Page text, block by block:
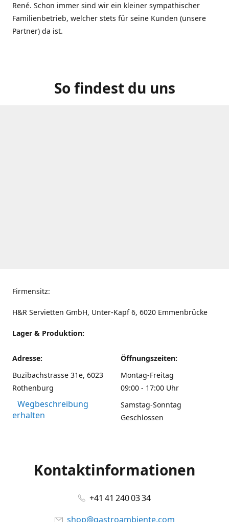
René. Schon immer sind wir ein kleiner sympathischer
Familienbetrieb, welcher stets für seine Kunden (unsere
Partner) da ist.
So findest du uns
Firmensitz:
H&R Servietten GmbH, Unter-Kapf 6, 6020 Emmenbrücke
Lager & Produktion:
Adresse:
Buzibachstrasse 31e, 6023
Rothenburg
Wegbeschreibung
erhalten
Öffnungszeiten:
Montag-Freitag
09:00 - 17:00 Uhr
Samstag-Sonntag
Geschlossen
Kontaktinformationen
+41 41 240 03 34
shop@gastroambiente.com